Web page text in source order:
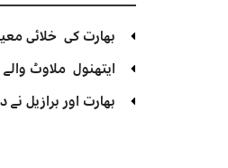
بھارت کی خلائی معیشت اگلے 10 سالوں میں 45 بلین ڈالر تک
ایتھنول ملاوٹ
بھارت اور برازیل